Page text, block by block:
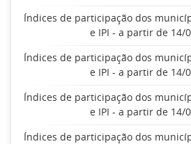
Índices de participação dos
e IPI - a partir de 14/
Índices de participação dos
e IPI - a partir de 14/
Índices de participação dos
e IPI - a partir de 14/
Índices de participação dos